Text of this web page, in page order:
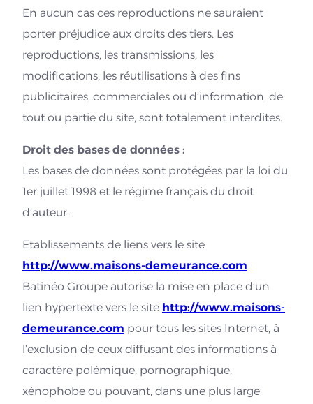
En aucun cas ces reproductions ne sauraient
porter préjudice aux droits des tiers. Les
reproductions, les transmissions, les
modifications, les réutilisations à des fins
publicitaires, commerciales ou d’information, de
tout ou partie du site, sont totalement interdites.
Droit des bases de données :
Les bases de données sont protégées par la loi du
1er juillet 1998 et le régime français du droit
d’auteur.
Etablissements de liens vers le site
http://www.maisons-demeurance.com
Batinéo Groupe autorise la mise en place d’un
lien hypertexte vers le site http://www.maisons-
demeurance.com pour tous les sites Internet, à
l’exclusion de ceux diffusant des informations à
caractère polémique, pornographique,
xénophobe ou pouvant, dans une plus large